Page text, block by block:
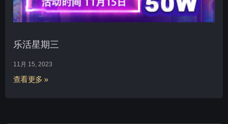
乐活星期三
11月 15, 2023
查看更多 »